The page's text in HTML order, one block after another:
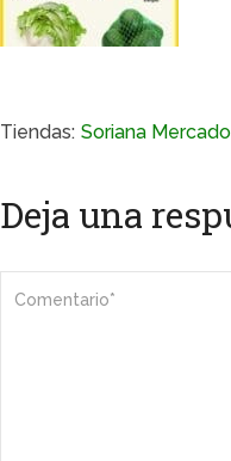
Tiendas: Soriana Mercado
Deja una